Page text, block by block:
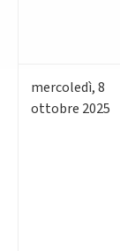
mercoledì,8
ottobre 2025